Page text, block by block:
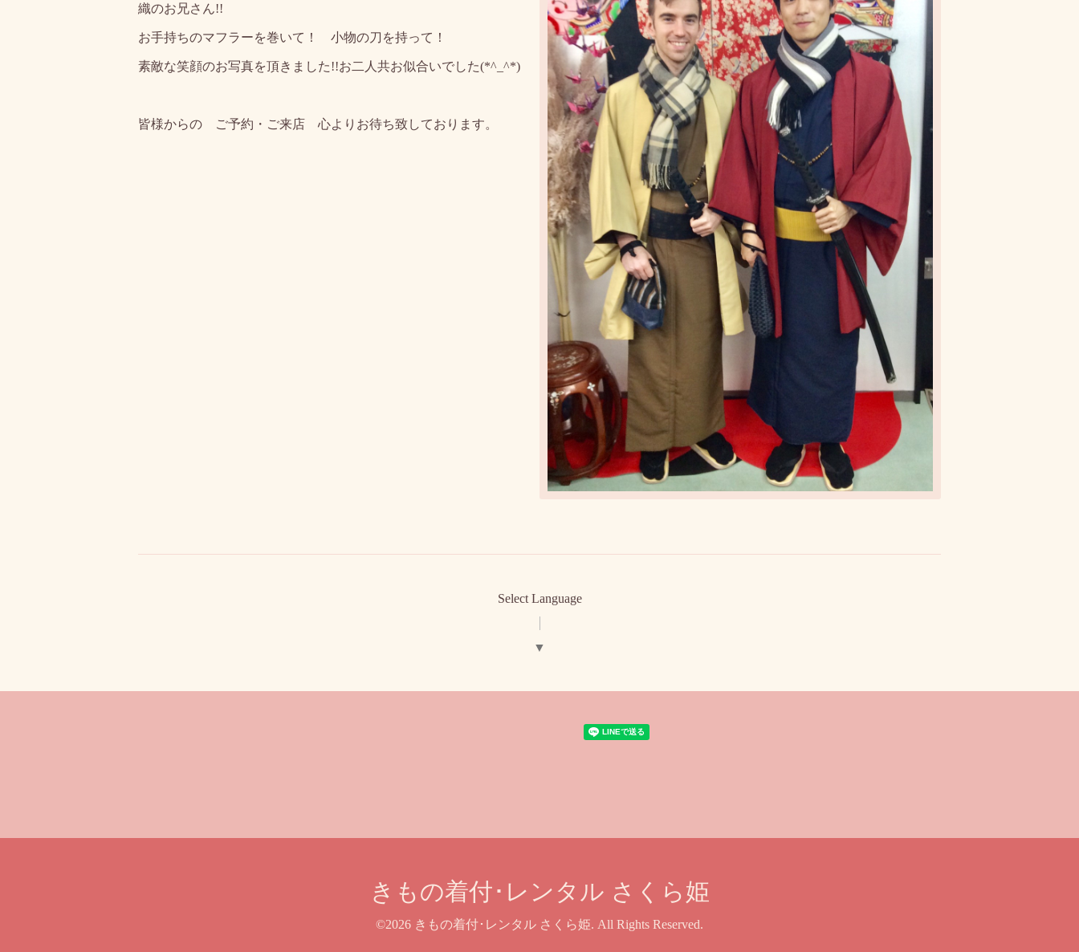
織のお兄さん!!
お手持ちのマフラーを巻いて！ 小物の刀を持って！
素敵な笑顔のお写真を頂きました!!お二人共お似合いでした(*^_^*)
皆様からの ご予約・ご来店 心よりお待ち致しております。
Select Language
▼
きもの着付･レンタル さくら姫
©2026 きもの着付･レンタル さくら姫. All Rights Reserved.